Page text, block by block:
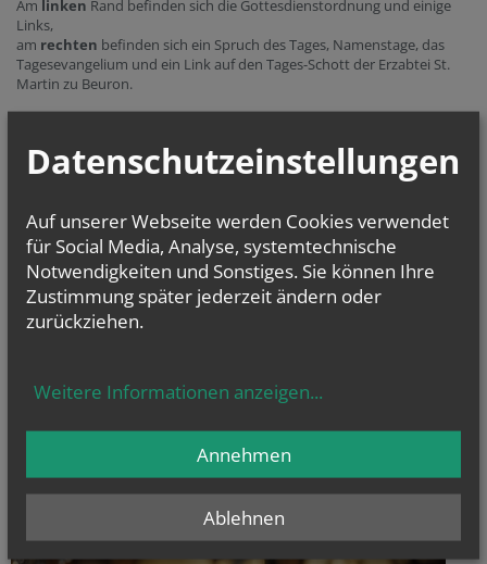
Am linken Rand befinden sich die Gottesdienstordnung und einige
Links,
am rechten befinden sich ein Spruch des Tages, Namenstage, das
Tagesevangelium und ein Link auf den Tages-Schott der Erzabtei St.
Martin zu Beuron.
Gottesdienstordnung
Sonn- und Feiertag
10.00 Uhr Hlg. Messe
10.00 Uhr Kinderkirche
Dienstag , Donnerstag
und Samstag:
19.00 Uhr Hlg. Messe
Datenschutzeinstellungen
Auf unserer Webseite werden Cookies verwendet
für Social Media, Analyse, systemtechnische
Notwendigkeiten und Sonstiges. Sie können Ihre
Zustimmung später jederzeit ändern oder
zurückziehen.
Weitere Informationen anzeigen...
Ablehnen
Annehmen